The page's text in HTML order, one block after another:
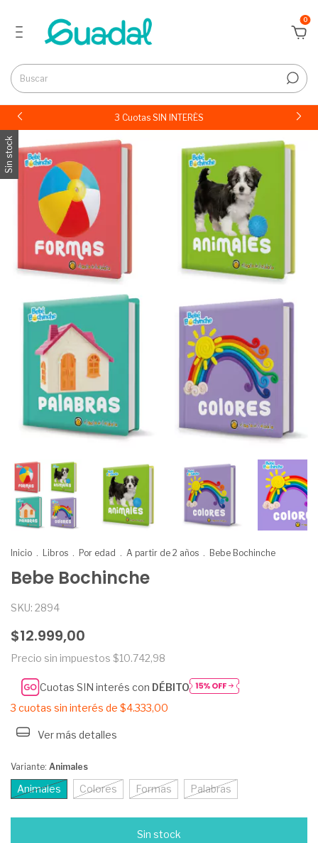
0
3 Cuotas SIN INTERÉS
Sin stock
Inicio . Libros . Por edad . A partir de 2 años . Bebe Bochinche
Bebe Bochinche
SKU: 2894
$12.999,00
Precio sin impuestos $10.742,98
Cuotas SIN interés con DÉBITO
3 cuotas sin interés de $4.333,00
Ver más detalles
Variante: Animales
Animales Colores Formas Palabras